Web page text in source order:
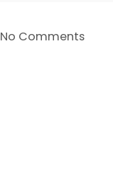
No Comments